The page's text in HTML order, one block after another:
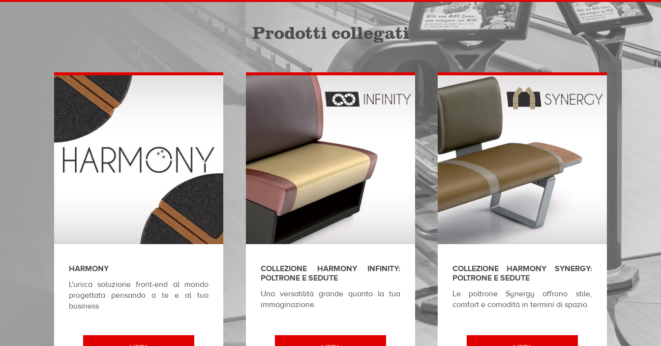
Prodotti collegati
HARMONY
L'unica soluzione front-end al mondo
progettata pensando a te e al tuo
business
COLLEZIONE HARMONY INFINITY:
POLTRONE E SEDUTE
Una versatilità grande quanto la tua
immaginazione.
COLLEZIONE HARMONY SYNERGY:
POLTRONE E SEDUTE
Le poltrone Synergy offrono stile,
comfort e comodità in termini di spazio.